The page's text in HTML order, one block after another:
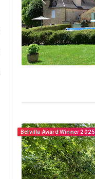
Belvilla Award Winner 2025